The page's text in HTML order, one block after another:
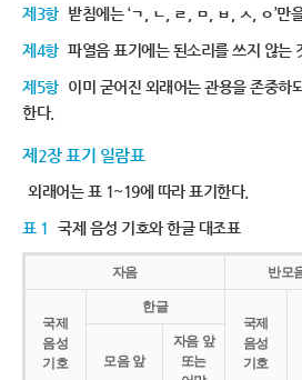
제3항 받침에는 ‘ㄱ, ㄴ, ㄹ, ㅁ, ㅂ, ㅅ, ㅇ’만
제4항 파열음 표기에는 된소리를 쓰지 않는
제5항 이미 굳어진 외래어는 관용을 존중하
한다.
제2장 표기 일람표
외래어는 표 1~19에 따라 표기한다.
표 1 국제 음성 기호와 한글 대조표
자음 반모
국제
음성
기호
한글
국제
음성
기호
모음 앞
자음 앞
또는